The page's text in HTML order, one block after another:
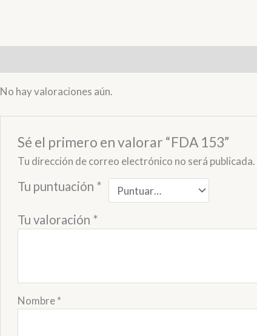
No hay valoraciones aún.
Sé el primero en valorar “FDA 153”
Tu dirección de correo electrónico no será publicada.
Tu puntuación *
Tu valoración *
Nombre*